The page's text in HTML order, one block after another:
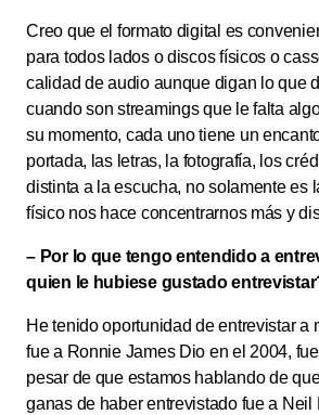
Creo que el formato digital es
para todos lados o discos físicos o
calidad de audio aunque digan lo que
cuando son streamings que le falta
su momento, cada uno tiene un
portada, las letras, la fotografía, los
distinta a la escucha, no solamente es
físico nos hace concentrarnos más y
– Por lo que tengo entendido a
quien le hubiese gustado
He tenido oportunidad de entrevistar a
fue a Ronnie James Dio en el 2004,
pesar de que estamos hablando de
ganas de haber entrevistado fue a